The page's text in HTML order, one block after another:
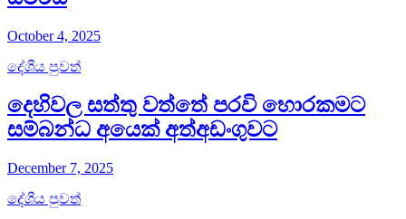
October 4, 2025
දේශීය පුවත්
දෙහිවල සත්තු වත්තේ පරවි හොරකමට
සම්බන්ධ අයෙක් අත්අඩංගුවට
December 7, 2025
දේශීය පුවත්